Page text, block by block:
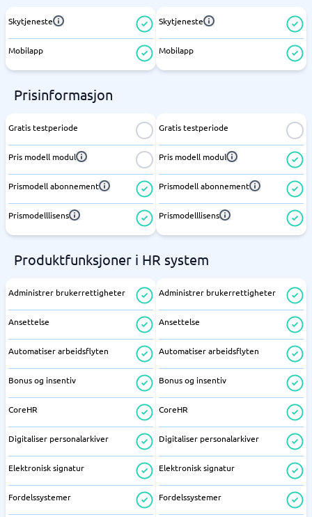
Skytjeneste
Mobilapp
Skytjeneste
Mobilapp
Prisinformasjon
Gratis testperiode
Pris modell modul
Prismodell abonnement
Prismodelllisens
Gratis testperiode
Pris modell modul
Prismodell abonnement
Prismodelllisens
Produktfunksjoner i HR system
Administrer brukerrettigheter
Ansettelse
Automatiser arbeidsflyten
Bonus og insentiv
CoreHR
Digitaliser personalarkiver
Elektronisk signatur
Fordelssystemer
Administrer brukerrettigheter
Ansettelse
Automatiser arbeidsflyten
Bonus og insentiv
CoreHR
Digitaliser personalarkiver
Elektronisk signatur
Fordelssystemer